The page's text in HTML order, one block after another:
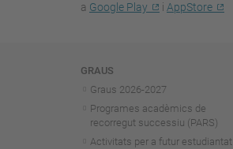
a Google Play i AppStore
Navegació
GRAUS
Graus 2026-2027
Programes acadèmics de
recorregut successiu (PARS)
Activitats per a futur estudiantat